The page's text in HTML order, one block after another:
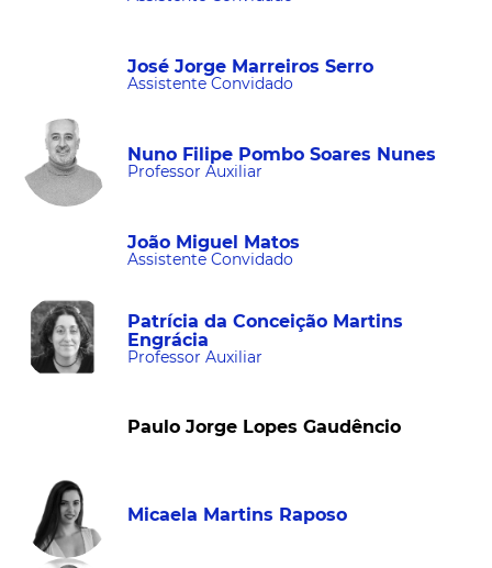
José Jorge Marreiros Serro
Assistente Convidado
Nuno Filipe Pombo Soares Nunes
Professor Auxiliar
João Miguel Matos
Assistente Convidado
Patrícia da Conceição Martins
Engrácia
Professor Auxiliar
Paulo Jorge Lopes Gaudêncio
Micaela Martins Raposo